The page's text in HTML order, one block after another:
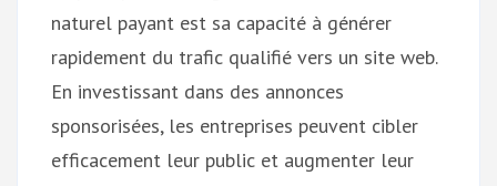
naturel payant est sa capacité à générer
rapidement du trafic qualifié vers un site web.
En investissant dans des annonces
sponsorisées, les entreprises peuvent cibler
efficacement leur public et augmenter leur